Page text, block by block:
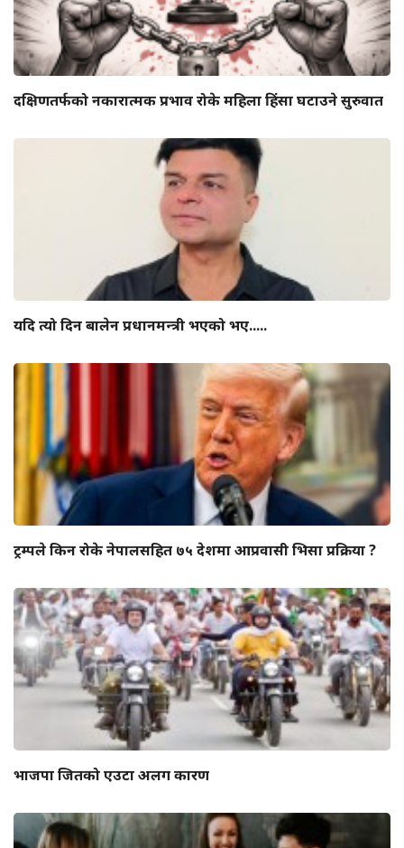
दक्षिणतर्फको नकारात्मक प्रभाव रोके महिला हिंसा घटाउने सुरुवात
यदि त्यो दिन बालेन प्रधानमन्त्री भएको भए.....
ट्रम्पले किन रोके नेपालसहित ७५ देशमा आप्रवासी भिसा प्रक्रिया ?
भाजपा जितको एउटा अलग कारण